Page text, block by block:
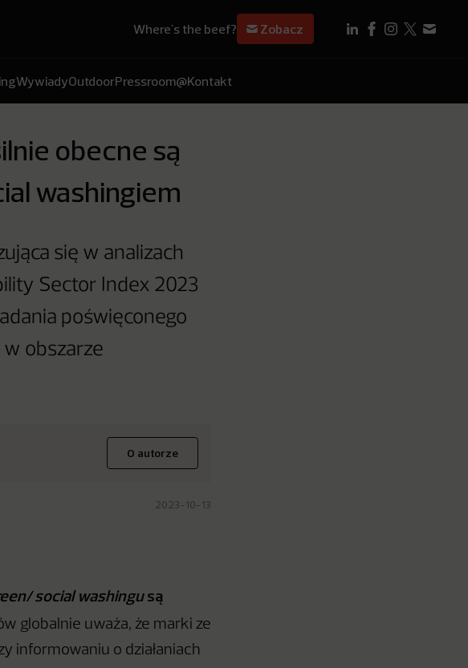
Where's the beef? Zobacz
WywiadyOutdoorPressroom@Kontakt
obecne są
washingiem
się w analizach
Sector Index 2023
poświęconego
obszarze
O autorze
2023-10-13
/social washingusą
globalnie uważa, że marki ze
informowaniu o działaniach